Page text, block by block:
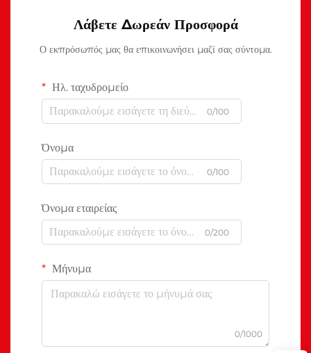
Λάβετε Δωρεάν Προσφορά
Ο εκπρόσωπός μας θα επικοινωνήσει μαζί σας σύντομα.
Ηλ. ταχυδρομείο
0/100
Όνομα
0/100
Όνομα εταιρείας
0/200
Μήνυμα
0/1000